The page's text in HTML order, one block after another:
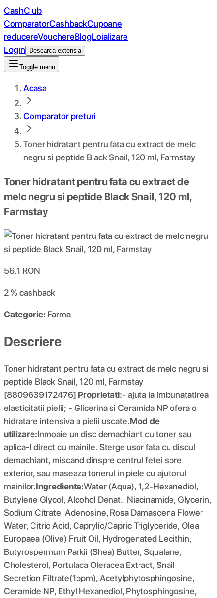
CashClub
ComparatorCashbackCupoane
reducereVouchereBlogLoializare
Login
Descarca extensia
Toggle menu
Acasa
Comparator preturi
Toner hidratant pentru fata cu extract de melc
negru si peptide Black Snail, 120 ml, Farmstay
Toner hidratant pentru fata cu extract de
melc negru si peptide Black Snail, 120 ml,
Farmstay
56.1 RON
2 %cashback
Categorie: Farma
Descriere
Toner hidratant pentru fata cu extract de melc negru si
peptide Black Snail, 120 ml, Farmstay
[8809639172476] Proprietati:- ajuta la imbunatatirea
elasticitatii pielii; - Glicerina si Ceramida NP ofera o
hidratare intensiva a pielii uscate.Mod de
utilizare:Inmoaie un disc demachiant cu toner sau
aplica-l direct cu mainile. Sterge usor fata cu discul
demachiant, miscand dinspre centrul fetei spre
exterior, sau maseaza tonerul in piele cu ajutorul
mainilor.Ingrediente:Water (Aqua), 1,2-Hexanediol,
Butylene Glycol, Alcohol Denat., Niacinamide, Glycerin,
Sodium Citrate, Adenosine, Rosa Damascena Flower
Water, Citric Acid, Caprylic/Capric Triglyceride, Olea
Europaea (Olive) Fruit Oil, Hydrogenated Lecithin,
Butyrospermum Parkii (Shea) Butter, Squalane,
Cholesterol, Portulaca Oleracea Extract, Snail
Secretion Filtrate(1ppm), Acetylphytosphingosine,
Ceramide NP, Ethyl Hexanediol, Phytosphingosine,